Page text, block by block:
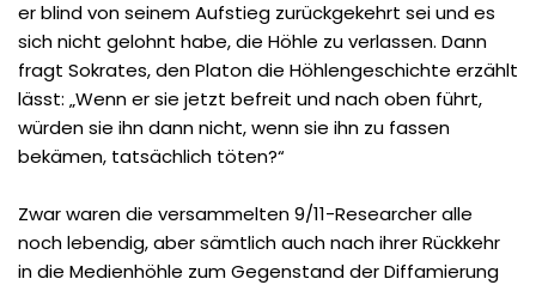
er blind von seinem Aufstieg zurückgekehrt sei und es
sich nicht gelohnt habe, die Höhle zu verlassen. Dann
fragt Sokrates, den Platon die Höhlengeschichte erzählt
lässt: „Wenn er sie jetzt befreit und nach oben führt,
würden sie ihn dann nicht, wenn sie ihn zu fassen
bekämen, tatsächlich töten?“
Zwar waren die versammelten 9/11-Researcher alle
noch lebendig, aber sämtlich auch nach ihrer Rückkehr
in die Medienhöhle zum Gegenstand der Diffamierung